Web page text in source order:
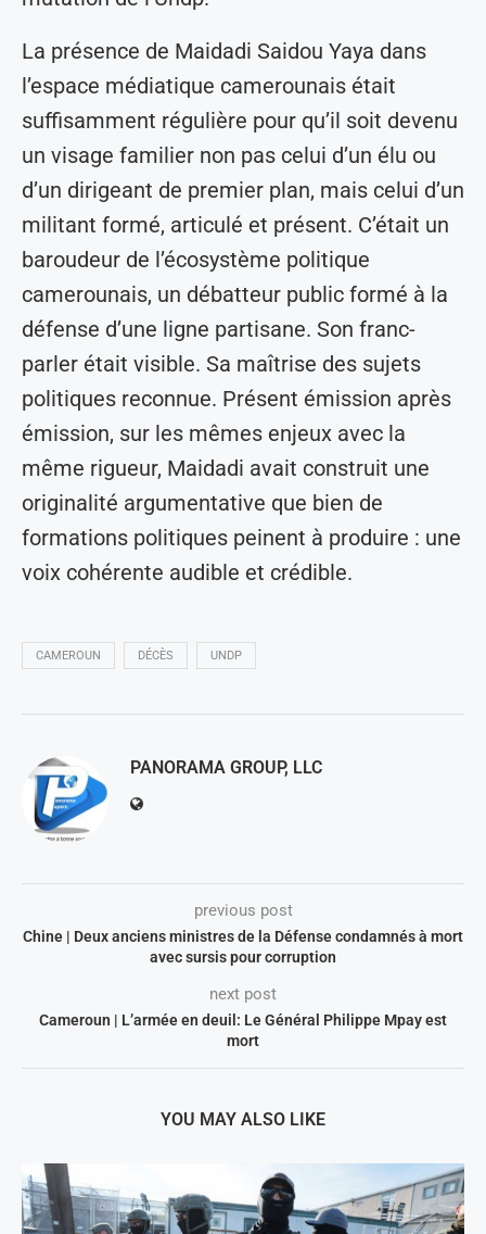
La présence de Maidadi Saidou Yaya dans
l’espace médiatique camerounais était
suffisamment régulière pour qu’il soit devenu
un visage familier non pas celui d’un élu ou
d’un dirigeant de premier plan, mais celui d’un
militant formé, articulé et présent. C’était un
baroudeur de l’écosystème politique
camerounais, un débatteur public formé à la
défense d’une ligne partisane. Son franc-
parler était visible. Sa maîtrise des sujets
politiques reconnue. Présent émission après
émission, sur les mêmes enjeux avec la
même rigueur, Maidadi avait construit une
originalité argumentative que bien de
formations politiques peinent à produire : une
voix cohérente audible et crédible.
CAMEROUN DÉCÈS UNDP
PANORAMA GROUP, LLC
previous post
Chine | Deux anciens ministres de la Défense condamnés à mort
avec sursis pour corruption
next post
Cameroun | L’armée en deuil: Le Général Philippe Mpay est
mort
YOU MAY ALSO LIKE